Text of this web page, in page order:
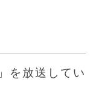
を放送してい